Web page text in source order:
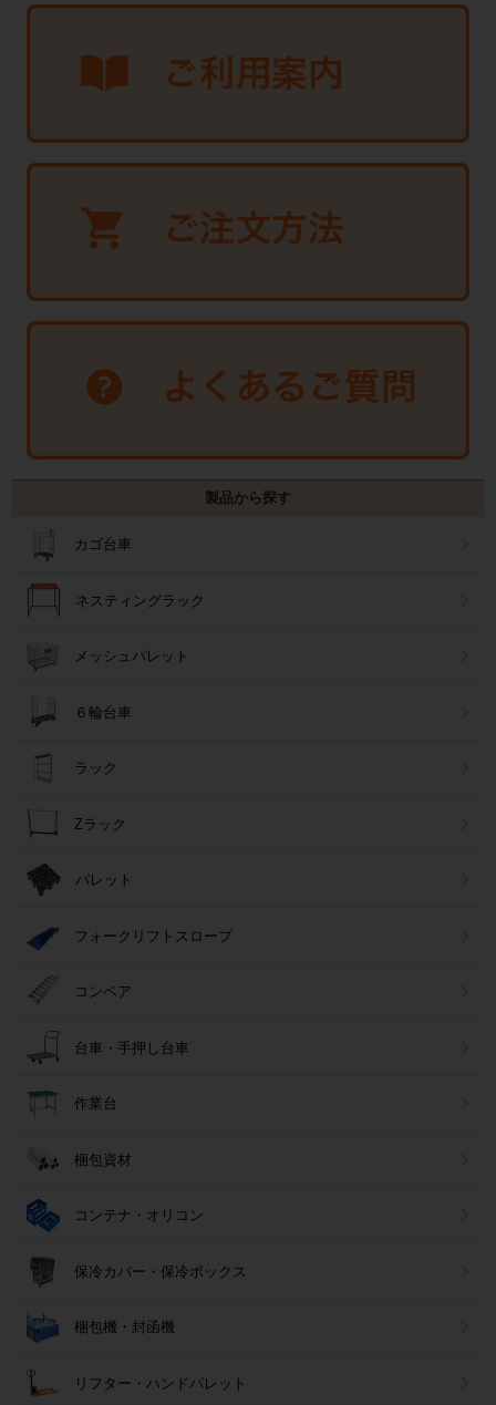
製品から探す
カゴ台車
ネスティングラック
メッシュパレット
６輪台車
ラック
Zラック
パレット
フォークリフトスロープ
コンベア
台車・手押し台車
作業台
梱包資材
コンテナ・オリコン
保冷カバー・保冷ボックス
梱包機・封函機
リフター・ハンドパレット